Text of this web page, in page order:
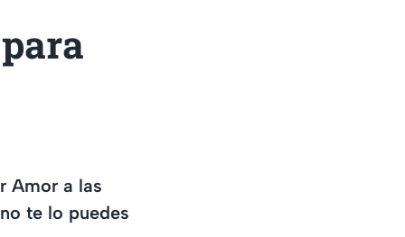
Amor a las
te lo puedes